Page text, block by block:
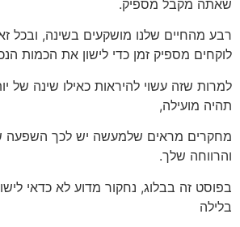
שאתה מקבל מספיק.
רבע מהחיים שלנו מושקעים בשינה, ובכל
לוקחים מספיק זמן כדי לישון את הכמות
תהיה מועילה,
מחקרים מראים שלמעשה יש לכך השפעה
והרווחה שלך.
בלילה